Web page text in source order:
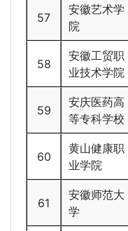
57
安徽艺术学
院
58
安徽工贸职
业技术学院
59
安庆医药高
等专科学校
60
黄山健康职
业学院
61
安徽师范大
学